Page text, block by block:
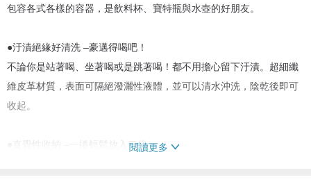
包容各式各樣的容器，是飲料杯、寶特瓶與水壺的好朋友。
●汙漬絕緣好清洗 –豪邁得喝吧！
不論你是站著喝、坐著喝或是跳著喝！都不用擔心留下汙漬。超細纖
維皮革材質，表面可隔絕潑灑性液體，並可以清水沖洗，陰乾後即可
收起。
●直覺性收納 –一捲輕鬆放入口袋閱讀更多